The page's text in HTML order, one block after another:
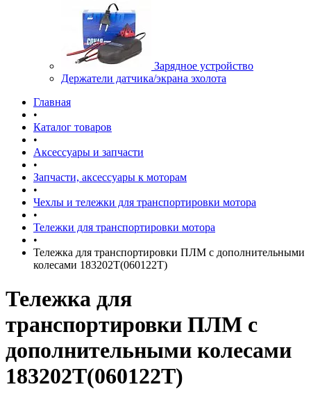
Зарядное устройство
Держатели датчика/экрана эхолота
Главная
•
Каталог товаров
•
Аксессуары и запчасти
•
Запчасти, аксессуары к моторам
•
Чехлы и тележки для транспортировки мотора
•
Тележки для транспортировки мотора
•
Тележка для транспортировки ПЛМ с дополнительными
колесами 183202Т(060122T)
Тележка для
транспортировки ПЛМ с
дополнительными колесами
183202Т(060122T)